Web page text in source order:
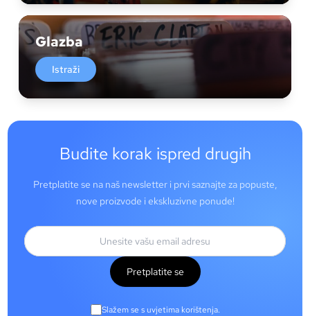
Glazba
Istraži
Budite korak ispred drugih
Pretplatite se na naš newsletter i prvi saznajte za popuste,
nove proizvode i ekskluzivne ponude!
Pretplatite se
Slažem se s uvjetima korištenja.